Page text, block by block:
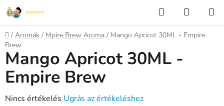
Ugrás
fő
tartalomhoz
KeresésKOSÁR
Kezdőlap
/ Aromák / Mpire Brew Aroma / Mango Apricot 30ML - Empire
Brew
Mango Apricot 30ML -
Empire Brew
A
Nincs értékelés Ugrás az értékeléshez